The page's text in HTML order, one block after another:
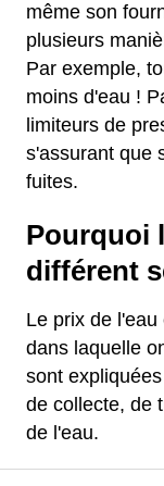
même son
plusieurs
Par exemple,
moins d'eau !
limiteurs de
s'assurant que
fuites.
Pourquoi
différent
Le prix de
dans laquelle
sont
de collecte, de
de l'eau.